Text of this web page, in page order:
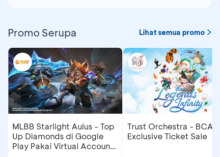
Promo Serupa Lihat semua promo
MLBB Starlight Aulus - Top
Up Diamonds di Google
Play Pakai Virtual Account
Trust Orchestra - BCA
Exclusive Ticket Sale